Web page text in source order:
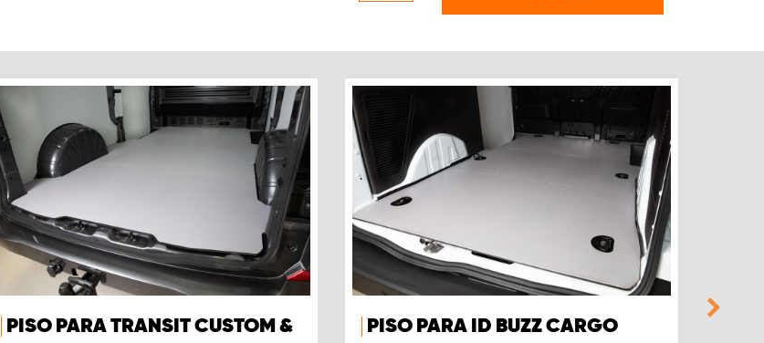
PISO PARA TRANSIT CUSTOM &
PISO PARA ID BUZZ CARGO